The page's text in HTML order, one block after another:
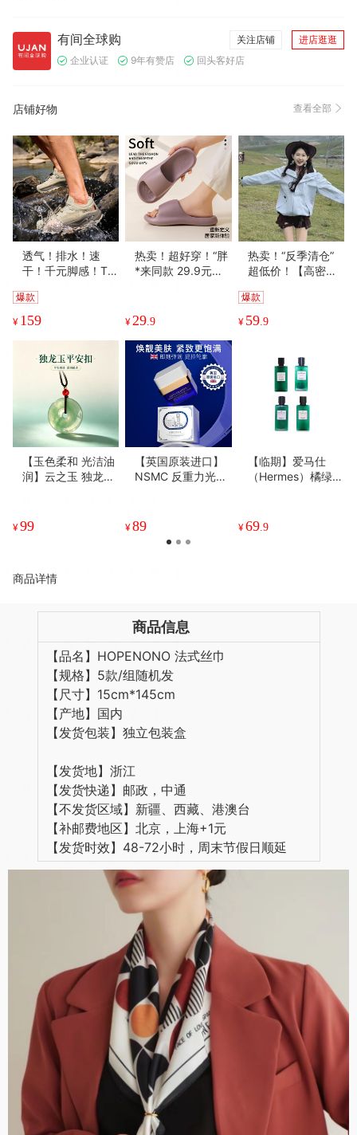
有间全球购 关注店铺
进店逛逛
企业认证
9年有赞店 回头客好店
店铺好物 查看全部
透气！排水！速
干！千元脚感！TE
趣野/驰野系列 溯溪
鞋 浙江省游泳队指
爆款
¥ 159
热卖！超好穿！“胖
*来同款 29.9元到
女款 加厚鞋底 轻盈
¥29.9
热卖！“反季清仓”
超低价！【高密度
Schenvega轻量情
侣山系户外防风冲
爆款
¥ 59.9
【玉色柔和 光洁油
润】云之玉 独龙玉
意平安顺遂
¥99
【英国原装进口】
NSMC 反重力光子
¥89
【临期】爱马仕
（Hermes）橘绿之
40ML+身体乳40M
¥69.9
商品详情
商品信息
【品名】HOPENONO 法式丝巾
【规格】5款/组随机发
【尺寸】15cm*145cm
【产地】国内
【发货包装】独立包装盒
【发货地】浙江
【发货快递】邮政，中通
【不发货区域】新疆、西藏、港澳台
【补邮费地区】北京，上海+1元
【发货时效】48-72小时，周末节假日顺延